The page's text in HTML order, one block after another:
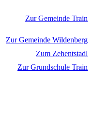
Zur Gemeinde Train
Zur Gemeinde Wildenberg
Zum Zehentstadl
Zur Grundschule Train